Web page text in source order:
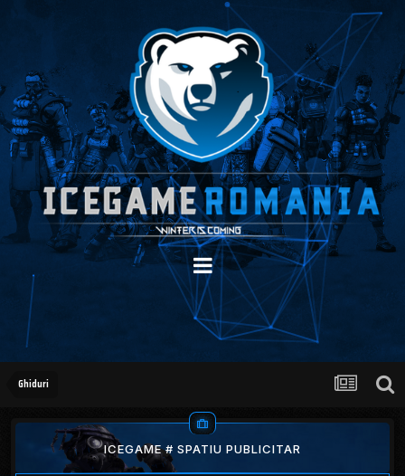
Ghiduri
ICEGAME # SPATIU PUBLICITAR